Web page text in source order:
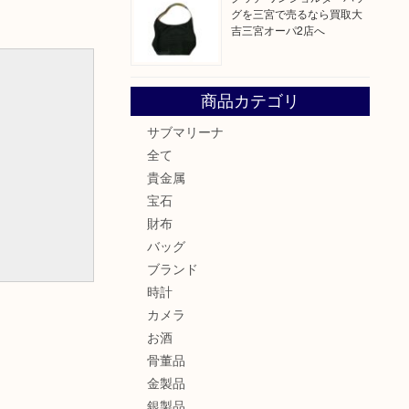
グを三宮で売るなら買取大
吉三宮オーパ2店へ
商品カテゴリ
サブマリーナ
全て
貴金属
宝石
財布
バッグ
ブランド
時計
カメラ
お酒
骨董品
金製品
銀製品